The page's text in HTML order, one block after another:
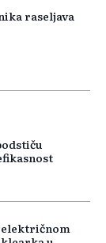
raseljava
električnom